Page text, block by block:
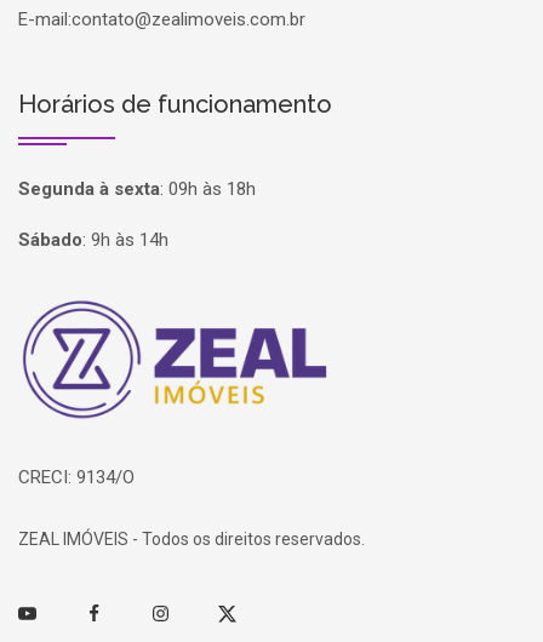
E-mail:contato@zealimoveis.com.br
Horários de funcionamento
Segunda à sexta: 09h às 18h
Sábado: 9h às 14h
Página inicial
CRECI: 9134/O
ZEAL IMÓVEIS - Todos os direitos reservados.
Youtube FacebookInstagramTwitter